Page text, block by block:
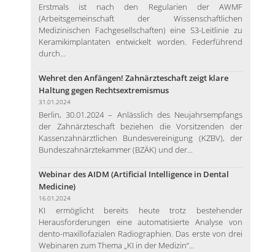
Erstmals ist nach den Regularien der AWMF
(Arbeitsgemeinschaft der Wissenschaftlichen
Medizinischen Fachgesellschaften) eine S3-Leitlinie zu
Keramikimplantaten entwickelt worden. Federführend
durch...
Wehret den Anfängen! Zahnärzteschaft zeigt klare
Haltung gegen Rechtsextremismus
31.01.2024
Berlin, 30.01.2024 – Anlässlich des Neujahrsempfangs
der Zahnärzteschaft beziehen die Vorsitzenden der
Kassenzahnärztlichen Bundesvereinigung (KZBV), der
Bundeszahnärztekammer (BZÄK) und der...
Webinar des AIDM (Artificial Intelligence in Dental
Medicine)
16.01.2024
KI ermöglicht bereits heute trotz bestehender
Herausforderungen eine automatisierte Analyse von
dento-maxillofazialen Radiographien. Das erste von drei
Webinaren zum Thema „KI in der Medizin“...